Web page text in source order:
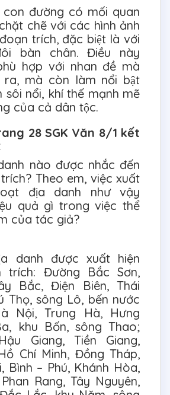
đường có mối quan
chẽ với các hình ảnh
trích, đặc biệt là với
bàn chân. Điều này
hợp với nhan đề mà
mà còn làm nổi bật
sôi nổi, khí thế mạnh mẽ
của cả dân tộc.
28 SGK Văn 8/1 kết
nào được nhắc đến
Theo em, việc xuất
địa danh như vậy
quả gì trong việc thể
của tác giả?
danh được xuất hiện
trích: Đường Bắc Sơn,
Bắc, Điện Biên, Thái
Thọ, sông Lô, bến nước
Nội, Trung Hà, Hưng
khu Bốn, sông Thao;
Giang, Tiền Giang,
Chí Minh, Đồng Tháp,
Bình – Phú, Khánh Hòa,
Rang, Tây Nguyên,